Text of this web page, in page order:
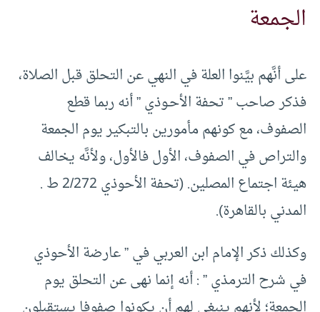
الجمعة
على أنَّهم بيَّنوا العلة في النهي عن التحلق قبل الصلاة،
فذكر صاحب ” تحفة الأحـوذي ” أنه ربما قطع
الصفوف، مع كونهم مأمورين بالتبكير يوم الجمعة
والتراص في الصفوف، الأول فالأول، ولأنَّه يخالف
هيئة اجتماع المصلين. (تحفة الأحوذي 2/272 ط .
المدني بالقاهرة).
وكذلك ذكر الإمام ابن العربي في ” عارضة الأحوذي
في شرح الترمذي ” : أنه إنما نهى عن التحلق يوم